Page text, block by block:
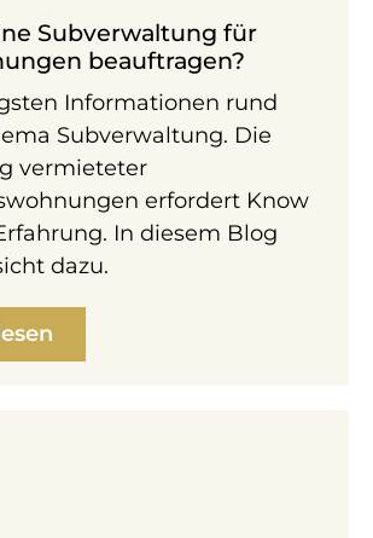
Subverwaltung für
beauftragen?
Informationen rund
Subverwaltung. Die
vermieteter
erfordert Know
In diesem Blog
dazu.